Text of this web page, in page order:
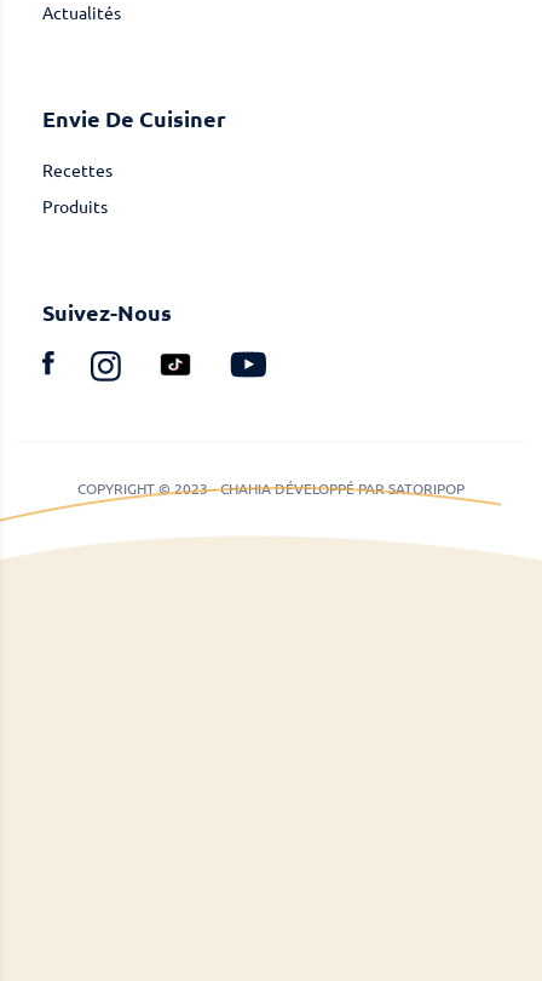
Actualités
Envie De Cuisiner
Recettes
Produits
Suivez-Nous
COPYRIGHT © 2023 - CHAHIA DÉVELOPPÉ PAR SATORIPOP